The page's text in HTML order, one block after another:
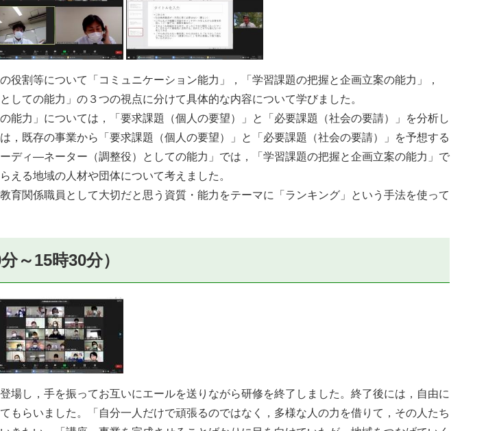
役割等について「コミュニケーション能力」，「学習課題の把握と企画立案の能力」，
しての能力」の３つの視点に分けて具体的な内容について学びました。
能力」については，「要求課題（個人の要望）」と「必要課題（社会の要請）」を分析し
，既存の事業から「要求課題（個人の要望）」と「必要課題（社会の要請）」を予想する
ディ―ネーター（調整役）としての能力」では，「学習課題の把握と企画立案の能力」で
える地域の人材や団体について考えました。
育関係職員として大切だと思う資質・能力をテーマに「ランキング」という手法を使って
～15時30分）
場し，手を振ってお互いにエールを送りながら研修を終了しました。終了後には，自由に
もらいました。「自分一人だけで頑張るのではなく，多様な人の力を借りて，その人たち